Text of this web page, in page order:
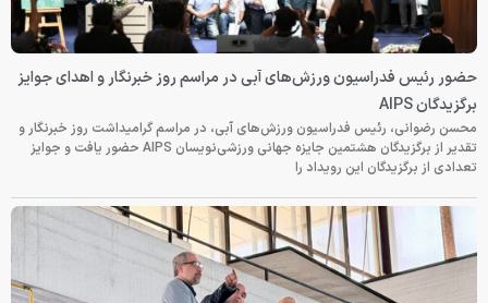
حضور رئیس فدراسیون ورزش‌های آبی در مراسم روز خبرنگار و اهدای جوایز
برگزیدگان AIPS
محسن رضوانی، رئیس فدراسیون ورزش‌های آبی، در مراسم گرامیداشت روز خبرنگار و
تقدیر از برگزیدگان هشتمین جایزه جهانی ورزشی‌نویسان AIPS حضور یافت و جوایز
تعدادی از برگزیدگان این رویداد را